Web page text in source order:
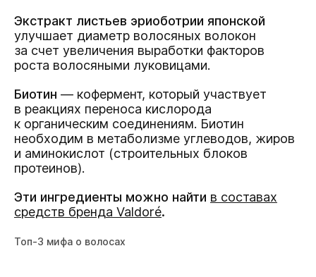
Экстракт листьев эриоботрии японской
улучшает диаметр волосяных волокон
за счет увеличения выработки факторов
роста волосяными луковицами.
Биотин — кофермент, который участвует
в реакциях переноса кислорода
к органическим соединениям. Биотин
необходим в метаболизме углеводов, жиров
и аминокислот (строительных блоков
протеинов).
Эти ингредиенты можно найти в составах
средств бренда Valdoré.
Топ-3 мифа о волосах